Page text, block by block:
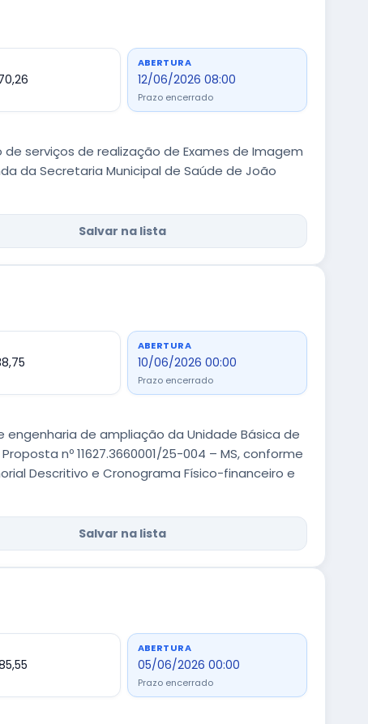
ABERTURA
12/06/2026 08:00
Prazo encerrado
serviços de realização de Exames de Imagem
da Secretaria Municipal de Saúde de João
Salvar na lista
ABERTURA
10/06/2026 00:00
Prazo encerrado
de ampliação da Unidade Básica de
nº 11627.3660001/25-004 – MS, conforme
Descritivo e Cronograma Físico-financeiro e
Salvar na lista
ABERTURA
05/06/2026 00:00
Prazo encerrado